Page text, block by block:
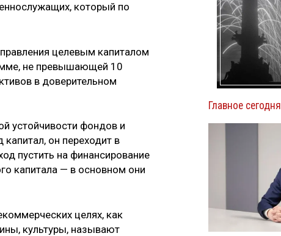
который по
целевым капиталом
не превышающей 10
в доверительном
устойчивости фондов и
он переходит в
пустить на финансирование
капитала — в основном они
целях, как
культуры, называют
Главное сегодня